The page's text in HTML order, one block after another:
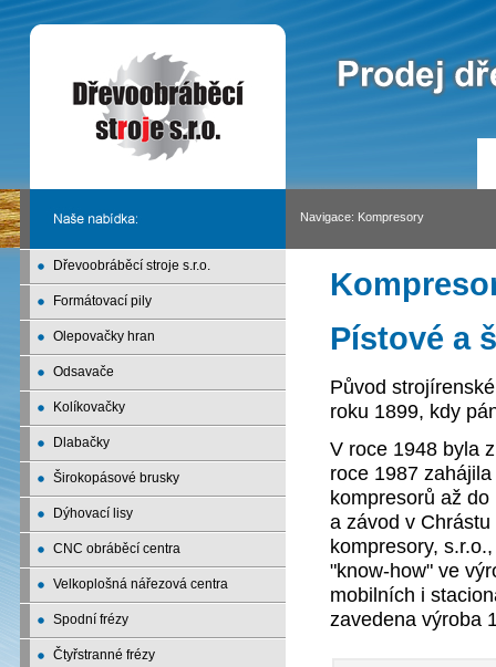
Navigace: Kompresory
Dřevoobráběcí stroje s.r.o.
Formátovací pily
Olepovačky hran
Odsavače
Kolíkovačky
Dlabačky
Širokopásové brusky
Dýhovací lisy
CNC obráběcí centra
Velkoplošná nářezová centra
Spodní frézy
Čtyřstranné frézy
Pístové a
Původ
roku 1899, kdy
V roce 1948 byla
roce 1987
kompresorů až
a závod v
kompresory,
"know-how" ve
mobilních i
zavedena výroba